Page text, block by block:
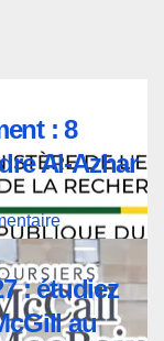
: 8
Al-Azhar
: étudiez
au